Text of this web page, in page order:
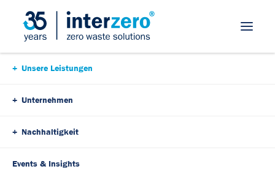
Skip Navigation
Unsere Leistungen
Unternehmen
Nachhaltigkeit
Events & Insights